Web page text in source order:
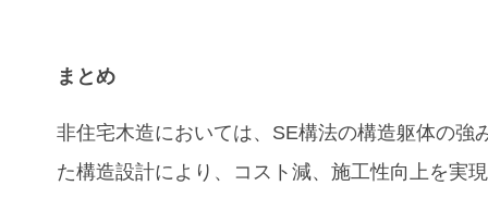
まとめ
非住宅木造においては、SE構法の構造躯体の強
た構造設計により、コスト減、施工性向上を実